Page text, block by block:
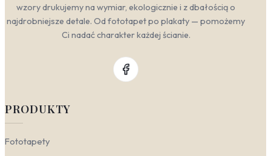
wzory drukujemy na wymiar, ekologicznie i z dbałością o
najdrobniejsze detale. Od fototapet po plakaty — pomożemy
Ci nadać charakter każdej ścianie.
PRODUKTY
Fototapety